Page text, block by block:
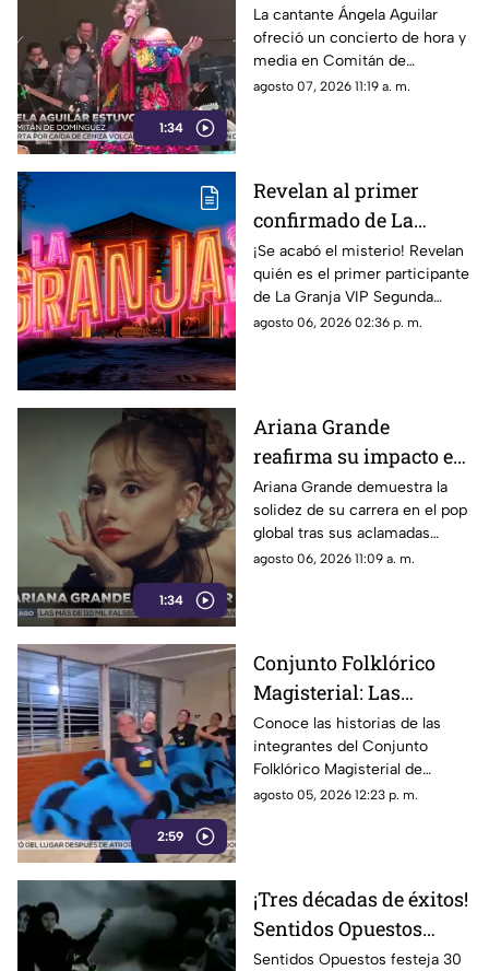
1:34
Aguilar en Comitán de
Domínguez, Chiapas
La cantante Ángela Aguilar
ofreció un concierto de hora y
media en Comitán de
Domínguez, donde sorprendió
agosto 07, 2026 11:19 a. m.
Revelan al primer
confirmado de La
Granja VIP 2: Un
famoso cazafantasmas
llega al reality
¡Se acabó el misterio! Revelan
quién es el primer participante
de La Granja VIP Segunda
Temporada. Entérate de la
agosto 06, 2026 02:36 p. m.
1:34
Ariana Grande
reafirma su impacto en
el pop global pese a las
críticas y su
alejamiento de los
escenarios
Ariana Grande demuestra la
solidez de su carrera en el pop
global tras sus aclamadas
nominaciones por Wicked y
agosto 06, 2026 11:09 a. m.
2:59
Conjunto Folklórico
Magisterial: Las
chiapanecas que
desafían el cansancio
para mantener viva su
pasión por la danza
Conoce las historias de las
integrantes del Conjunto
Folklórico Magisterial de
Chiapas, quienes equilibran la
agosto 05, 2026 12:23 p. m.
¡Tres décadas de éxitos!
Sentidos Opuestos
alista gran gira para
Sentidos Opuestos festeja 30